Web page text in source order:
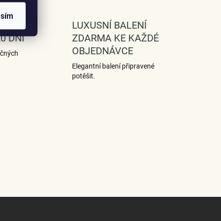
DNÍ
LUXUSNÍ BALENÍ
ZDARMA KE KAŽDÉ
OBJEDNÁVCE
Elegantní balení připravené
potěšit.